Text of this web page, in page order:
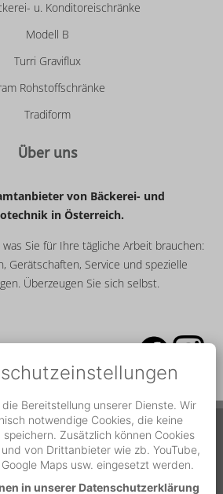
u. Konditoreischränke
Modell B
Turri Graviflux
Rohstoffschränke
Tradiform
Über uns
von Bäckerei- und
in Österreich.
Sie für Ihre tägliche Arbeit brauchen:
Gerätschaften, Service und spezielle
Überzeugen Sie sich selbst.
Telefonnummer
Bereitstellung unserer Dienste. Wir
notwendige Cookies, die keine
Zusätzlich können Cookies
von Drittanbieter wie zb. YouTube,
Maps usw. eingesetzt werden.
in unserer Datenschutzerklärung